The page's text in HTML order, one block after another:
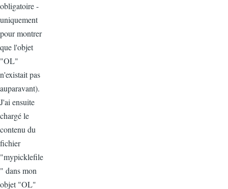
obligatoire -
uniquement
pour montrer
que l'objet
"OL"
n'existait pas
auparavant).
J'ai ensuite
chargé le
contenu du
fichier
"mypicklefile
" dans mon
objet "OL"